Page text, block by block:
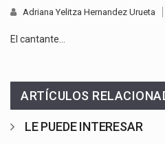
Adriana Yelitza Hernandez Urueta
El cantante…
ARTÍCULOS
LE PUEDE INTERESAR